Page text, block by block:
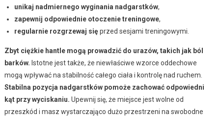
unikaj nadmiernego wyginania nadgarstków,
zapewnij odpowiednie otoczenie treningowe,
regularnie rozgrzewaj sięprzed sesjami treningowymi.
Zbyt ciężkie hantle mogą prowadzić do urazów, takich jak ból
barków. Istotne jest także, że niewłaściwe wzorce oddechowe
mogą wpływać na stabilność całego ciała i kontrolę nad ruchem.
Stabilna pozycja nadgarstków pomoże zachować odpowiedni
kąt przy wyciskaniu. Upewnij się, że miejsce jest wolne od
przeszkód i masz wystarczająco dużo przestrzeni na swobodne